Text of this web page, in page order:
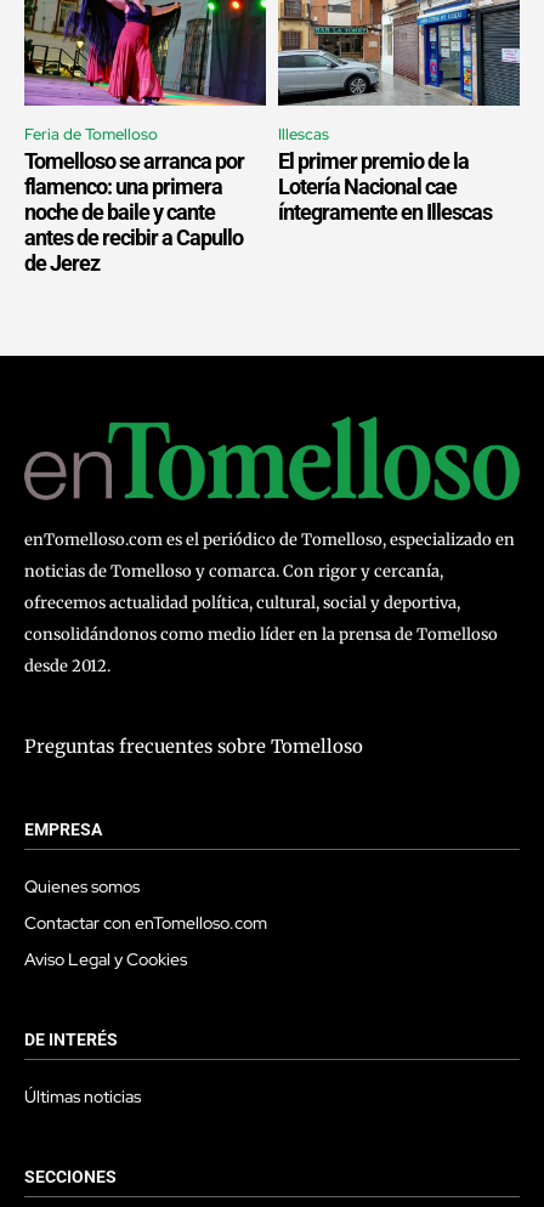
Feria de Tomelloso
Tomelloso se arranca por
flamenco: una primera
noche de baile y cante
antes de recibir a Capullo
de Jerez
Illescas
El primer premio de la
Lotería Nacional cae
íntegramente en Illescas
enTomelloso.com es el periódico de Tomelloso, especializado en
noticias de Tomelloso y comarca. Con rigor y cercanía,
ofrecemos actualidad política, cultural, social y deportiva,
consolidándonos como medio líder en la prensa de Tomelloso
desde 2012.
Preguntas frecuentes sobre Tomelloso
EMPRESA
Quienes somos
Contactar con enTomelloso.com
Aviso Legal y Cookies
DE INTERÉS
Últimas noticias
SECCIONES